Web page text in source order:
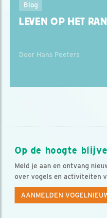
Blog
LEVEN OP HET
Door Hans Peeters
Op de hoogte
Meld je aan en ontvang
over vogels en activiteiten
AANMELDEN